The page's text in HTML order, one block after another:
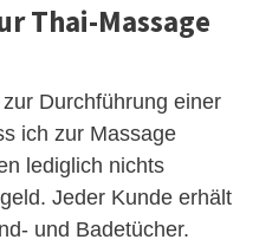
Thai-Massage
Durchführung einer
ich zur Massage
lediglich nichts
Jeder Kunde erhält
und Badetücher.